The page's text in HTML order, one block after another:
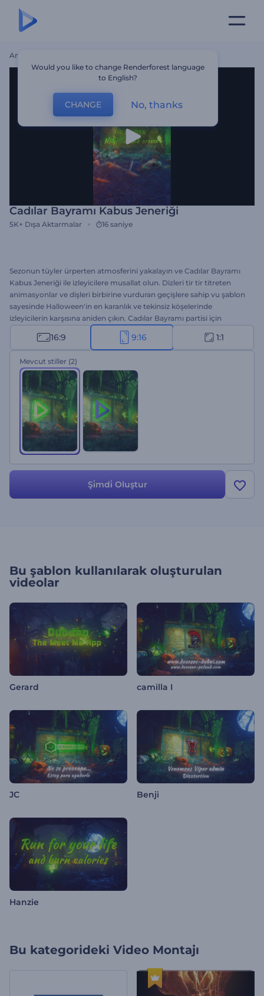
Ana Sayfa
Cadılar Bayramı Kabus Jeneriği
5K+ Dışa Aktarmalar 16 saniye
Sezonun tüyler ürperten atmosferini yakalayın ve Cadılar Bayramı
Kabus Jeneriği ile izleyicilere musallat olun. Dizleri tir tir titreten
animasyonlar ve dişleri birbirine vurduran geçişlere sahip vu şablon
sayesinde Halloween'in en karanlık ve tekinsiz köşelerinde
izleyicilerin karşısına aniden çıkın. Cadılar Bayramı partisi için
davetlilerin ödünü koparan bir video hazırlamak, YouTube kanalına
korkunç bir jenerik eklemek ya da müthiş bir Halloween mesajı
vermek istiyorsanız, insanların rüyalarına girecek videolar hazırlama
gücü parmaklarınızın ucunda. İzleyicilerin korkudan tırnaklarını
yemesi için kreatif yazılar girin, logonuzu yükleyin ve ürpertici bir
arkaplan müziği ekleyin. Herkesi korkutun!
16:9 9:16 1:1
Mevcut stiller (2)
Şi̇mdi̇ Oluştur
Bu şablon kullanılarak oluşturulan
videolar
Gerard camilla I
JC Benji
Hanzie
Bu kategorideki Video Montajı
Would you like to change Renderforest language
to English?
CHANGE No, thanks